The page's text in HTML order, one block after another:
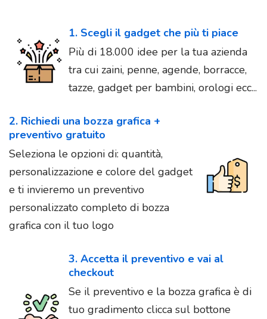
1. Scegli il gadget che più ti piace
Più di 18.000 idee per la tua azienda
tra cui zaini, penne, agende, borracce,
tazze, gadget per bambini, orologi ecc...
2. Richiedi una bozza grafica +
preventivo gratuito
Seleziona le opzioni di: quantità,
personalizzazione e colore del gadget
e ti invieremo un preventivo
personalizzato completo di bozza
grafica con il tuo logo
3. Accetta il preventivo e vai al
checkout
Se il preventivo e la bozza grafica è di
tuo gradimento clicca sul bottone